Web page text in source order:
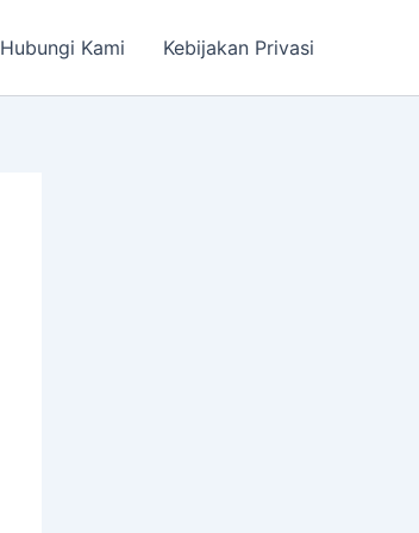
Hubungi Kami Kebijakan Privasi